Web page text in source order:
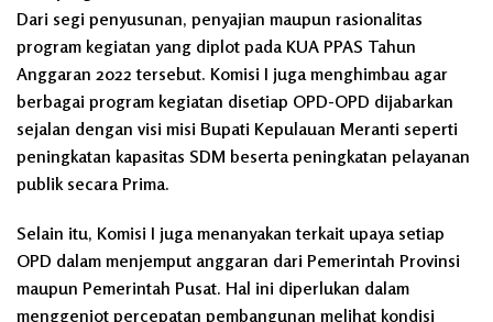
Dari segi penyusunan, penyajian maupun rasionalitas
program kegiatan yang diplot pada KUA PPAS Tahun
Anggaran 2022 tersebut. Komisi I juga menghimbau agar
berbagai program kegiatan disetiap OPD-OPD dijabarkan
sejalan dengan visi misi Bupati Kepulauan Meranti seperti
peningkatan kapasitas SDM beserta peningkatan pelayanan
publik secara Prima.
Selain itu, Komisi I juga menanyakan terkait upaya setiap
OPD dalam menjemput anggaran dari Pemerintah Provinsi
maupun Pemerintah Pusat. Hal ini diperlukan dalam
menggenjot percepatan pembangunan melihat kondisi